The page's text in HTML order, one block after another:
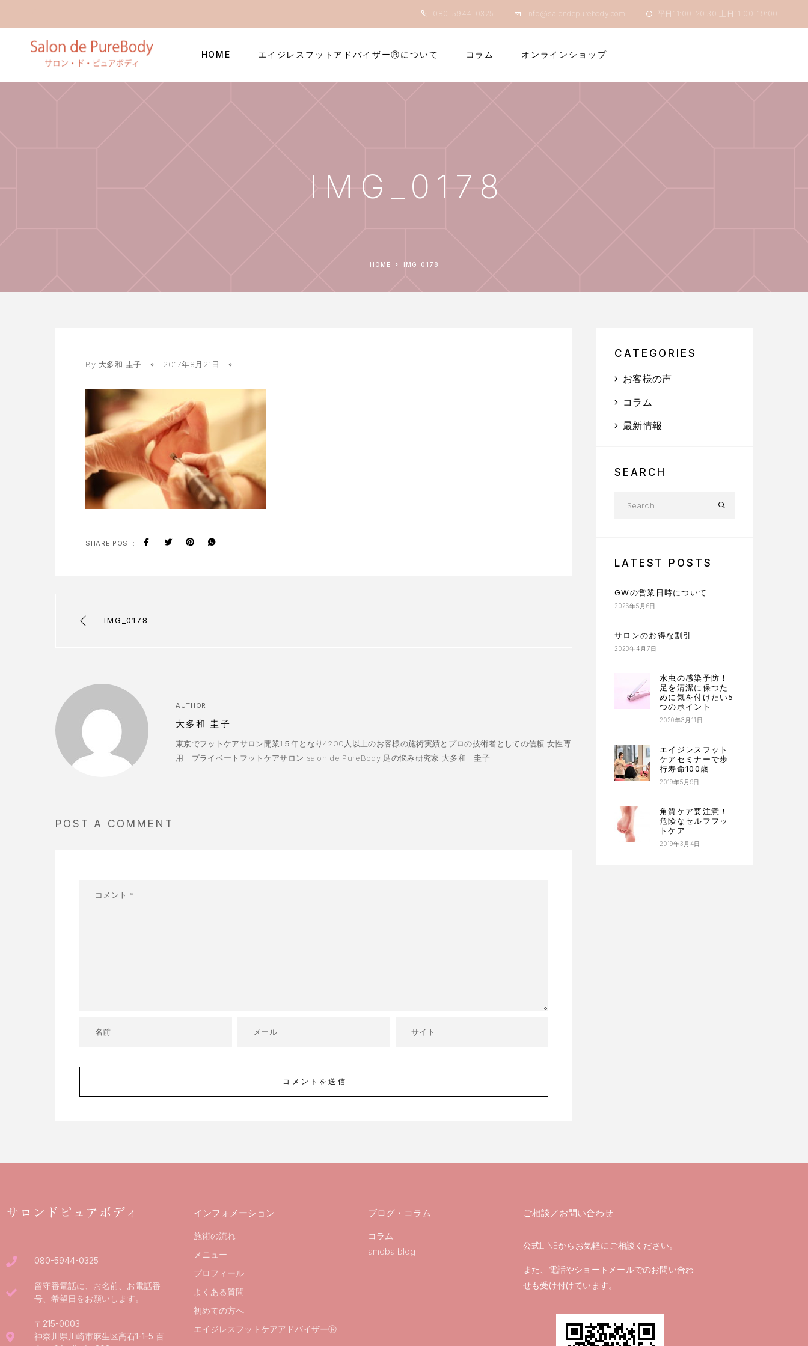
080-5944-0325 info@salondepurebody.com 平日11:00-20:30 土日11:00-19:00
HOME エイジレスフットアドバイザーⓇについて コラム オンラインショップ
IMG_0178
HOME IMG_0178
By 大多和 圭子 2017年8月21日
SHARE POST:
IMG_0178
AUTHOR
大多和 圭子
東京でフットケアサロン開業1５年となり4200人以上のお客様の施術実績とプロの技術者としての信頼 女性専
用 プライベートフットケアサロン salon de PureBody 足の悩み研究家 大多和 圭子
POST A COMMENT
コメントを送信
CATEGORIES
お客様の声
コラム
最新情報
SEARCH
LATEST POSTS
GWの営業日時について
2026年5月6日
サロンのお得な割引
2023年4月7日
水虫の感染予防！
足を清潔に保つた
めに気を付けたい5
つのポイント
2020年3月11日
エイジレスフット
ケアセミナーで歩
行寿命100歳
2019年5月9日
角質ケア要注意！
危険なセルフフッ
トケア
2019年3月4日
サロンドピュアボディ
080-5944-0325
留守番電話に、お名前、お電話番
号、希望日をお願いします。
〒215-0003
神奈川県川崎市麻生区高石1-1-5 百
インフォメーション
施術の流れ
メニュー
プロフィール
よくある質問
初めての方へ
エイジレスフットケアアドバイザーⓇ
ブログ・コラム
コラム
ameba blog
ご相談／お問い合わせ
公式LINEからお気軽にご相談ください。
また、電話やショートメールでのお問い合わ
せも受け付けています。